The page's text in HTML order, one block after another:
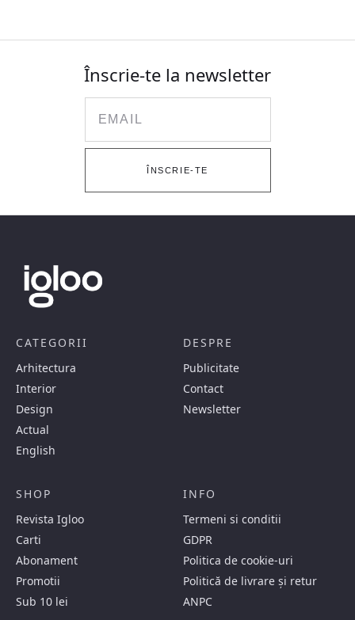
Înscrie-te la newsletter
ÎNSCRIE-TE
CATEGORII
Arhitectura
Interior
Design
Actual
English
DESPRE
Publicitate
Contact
Newsletter
SHOP
Revista Igloo
Carti
Abonament
Promotii
Sub 10 lei
INFO
Termeni si conditii
GDPR
Politica de cookie-uri
Politică de livrare și retur
ANPC